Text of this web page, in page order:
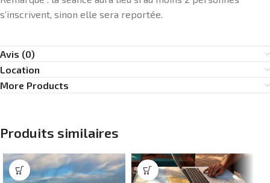
s’inscrivent, sinon elle sera reportée.
Avis (0)
Location
More Products
Produits similaires